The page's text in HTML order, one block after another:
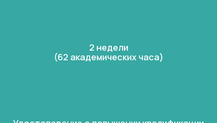
2 недели
(62 академических часа)